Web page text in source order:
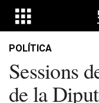
POLÍTICA
Sessions
de la